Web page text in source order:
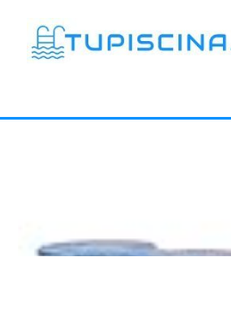
contenido